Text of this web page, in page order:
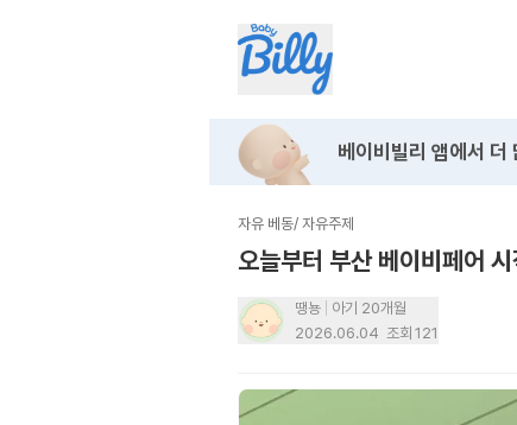
베이비빌리 앱에서 더
자유 베동/ 자유주제
오늘부터 부산 베이비페어
땡뇽
아기 20개월
2026.06.04 조회 121